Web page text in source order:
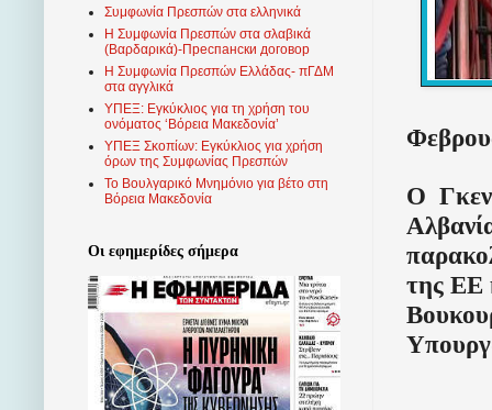
Ο
της ΕΕ
Συμφωνία Πρεσπών στα ελληνικά
Η Συμφωνία Πρεσπών στα σλαβικά
(Βαρδαρικά)-Преспански договор
Η Συμφωνία Πρεσπών Ελλάδας- πΓΔΜ
στα αγγλικά
ΥΠΕΞ: Εγκύκλιος για τη χρήση του
ονόματος ‘Βόρεια Μακεδονία’
ΥΠΕΞ Σκοπίων: Εγκύκλιος για χρήση
όρων της Συμφωνίας Πρεσπών
Το Βουλγαρικό Μνημόνιο για βέτο στη
Βόρεια Μακεδονία
Οι εφημερίδες σήμερα